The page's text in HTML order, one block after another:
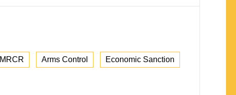
MRCR Arms Control Economic Sanction